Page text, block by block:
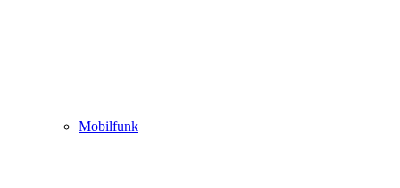
Mobilfunk